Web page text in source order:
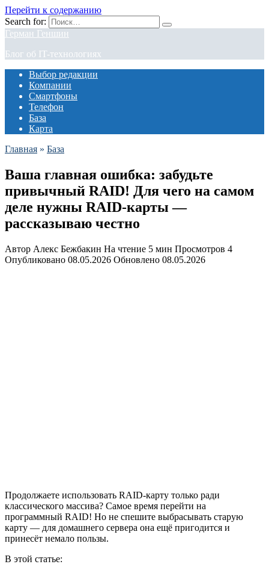
Перейти к содержанию
Search for:
Герман Геншин
Блог об IT-технологиях
Выбор редакции
Компании
Смартфоны
Телефон
База
Карта
Главная » База
Ваша главная ошибка: забудьте
привычный RAID! Для чего на самом
деле нужны RAID-карты —
рассказываю честно
Автор Алекс Бежбакин На чтение 5 мин Просмотров 4
Опубликовано 08.05.2026 Обновлено 08.05.2026
Продолжаете использовать RAID-карту только ради
классического массива? Самое время перейти на
программный RAID! Но не спешите выбрасывать старую
карту — для домашнего сервера она ещё пригодится и
принесёт немало пользы.
В этой статье: